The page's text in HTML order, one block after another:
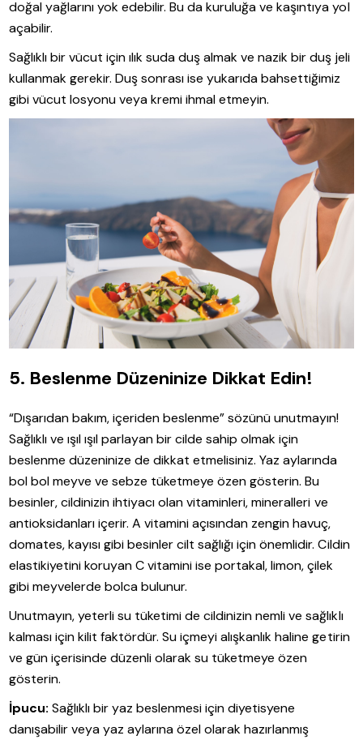
doğal yağlarını yok edebilir. Bu da kuruluğa ve kaşıntıya yol
açabilir.
Sağlıklı bir vücut için ılık suda duş almak ve nazik bir duş jeli
kullanmak gerekir. Duş sonrası ise yukarıda bahsettiğimiz
gibi vücut losyonu veya kremi ihmal etmeyin.
5. Beslenme Düzeninize Dikkat Edin!
“Dışarıdan bakım, içeriden beslenme” sözünü unutmayın!
Sağlıklı ve ışıl ışıl parlayan bir cilde sahip olmak için
beslenme düzeninize de dikkat etmelisiniz. Yaz aylarında
bol bol meyve ve sebze tüketmeye özen gösterin. Bu
besinler, cildinizin ihtiyacı olan vitaminleri, mineralleri ve
antioksidanları içerir. A vitamini açısından zengin havuç,
domates, kayısı gibi besinler cilt sağlığı için önemlidir. Cildin
elastikiyetini koruyan C vitamini ise portakal, limon, çilek
gibi meyvelerde bolca bulunur.
Unutmayın, yeterli su tüketimi de cildinizin nemli ve sağlıklı
kalması için kilit faktördür. Su içmeyi alışkanlık haline getirin
ve gün içerisinde düzenli olarak su tüketmeye özen
gösterin.
İpucu: Sağlıklı bir yaz beslenmesi için diyetisyene
danışabilir veya yaz aylarına özel olarak hazırlanmış